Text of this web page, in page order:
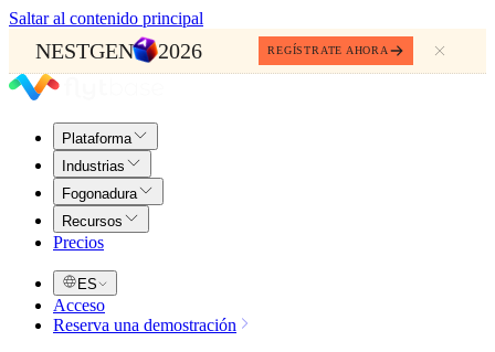
Saltar al contenido principal
NESTGEN 2026 REGÍSTRATE AHORA
Plataforma
Industrias
Fogonadura
Recursos
Precios
ES
Acceso
Reserva una demostración